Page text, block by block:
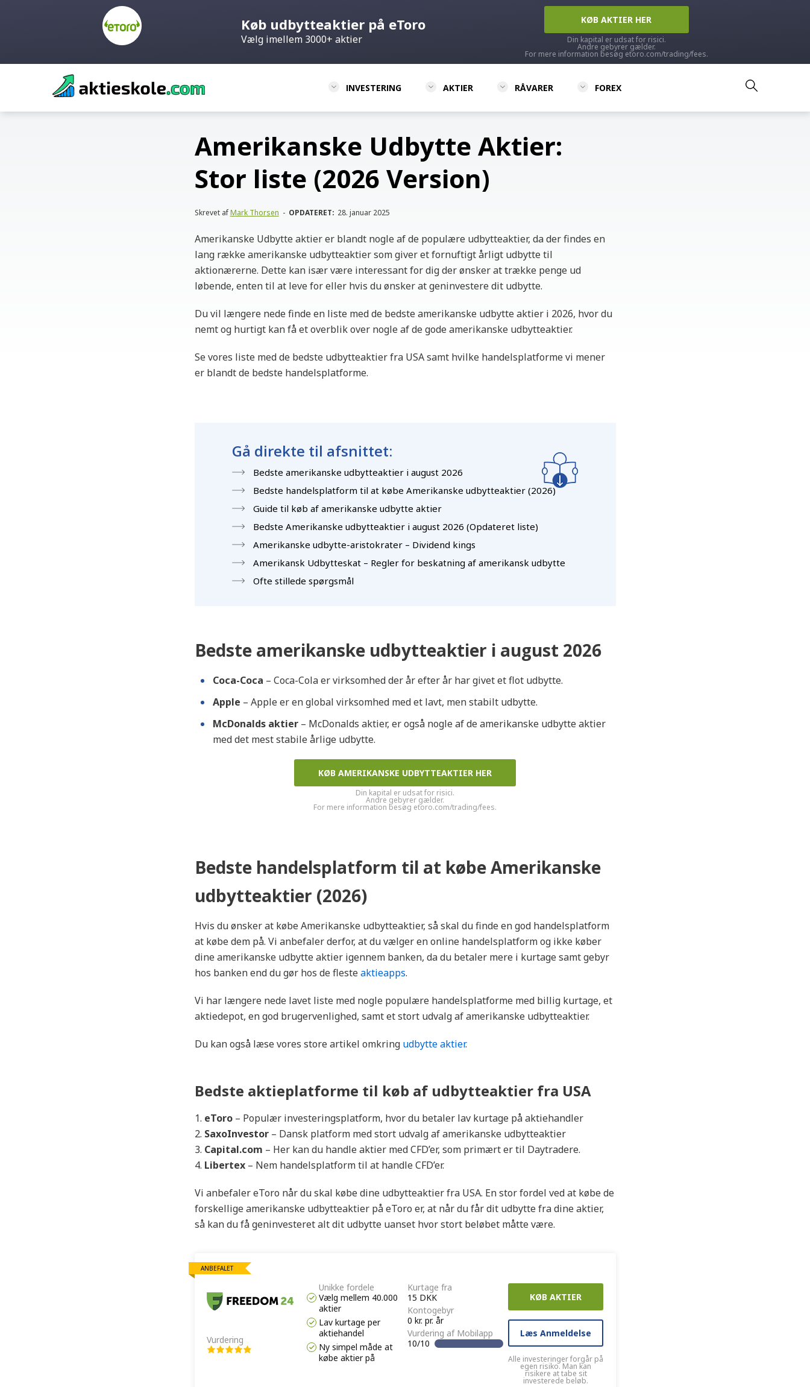
content
INVESTERING AKTIER RÅVARER FOREX
Amerikanske Udbytte Aktier:
Stor liste (2026 Version)
Skrevet afMark Thorsen - OPDATERET: 28. januar 2025
Amerikanske Udbytte aktier er blandt nogle af de populære udbytteaktier, da der findes en
lang række amerikanske udbytteaktier som giver et fornuftigt årligt udbytte til
aktionærerne. Dette kan især være interessant for dig der ønsker at trække penge ud
løbende, enten til at leve for eller hvis du ønsker at geninvestere dit udbytte.
Du vil længere nede finde en liste med de bedste amerikanske udbytte aktier i 2026, hvor du
nemt og hurtigt kan få et overblik over nogle af de gode amerikanske udbytteaktier.
Se vores liste med de bedste udbytteaktier fra USA samt hvilke handelsplatforme vi mener
er blandt de bedste handelsplatforme.
Gå direkte til afsnittet:
Bedste amerikanske udbytteaktier i august 2026
Bedste handelsplatform til at købe Amerikanske udbytteaktier (2026)
Guide til køb af amerikanske udbytte aktier
Bedste Amerikanske udbytteaktier i august 2026 (Opdateret liste)
Amerikanske udbytte-aristokrater – Dividend kings
Amerikansk Udbytteskat – Regler for beskatning af amerikansk udbytte
Ofte stillede spørgsmål
Bedste amerikanske udbytteaktier i august 2026
Coca-Coca – Coca-Cola er virksomhed der år efter år har givet et flot udbytte.
Apple – Apple er en global virksomhed med et lavt, men stabilt udbytte.
McDonalds aktier– McDonalds aktier, er også nogle af de amerikanske udbytte aktier
med det mest stabile årlige udbytte.
KØB AMERIKANSKE UDBYTTEAKTIER HER
Din kapital er udsat for risici.
Andre gebyrer gælder.
For mere information besøg etoro.com/trading/fees.
Bedste handelsplatform til at købe Amerikanske
udbytteaktier (2026)
Hvis du ønsker at købe Amerikanske udbytteaktier, så skal du finde en god handelsplatform
at købe dem på. Vi anbefaler derfor, at du vælger en online handelsplatform og ikke køber
dine amerikanske udbytte aktier igennem banken, da du betaler mere i kurtage samt gebyr
hos banken end du gør hos de flesteaktieapps.
Vi har længere nede lavet liste med nogle populære handelsplatforme med billig kurtage, et
aktiedepot, en god brugervenlighed, samt et stort udvalg af amerikanske udbytteaktier.
Du kan også læse vores store artikel omkring udbytte aktier.
Bedste aktieplatforme til køb af udbytteaktier fra USA
eToro – Populær investeringsplatform, hvor du betaler lav kurtage på aktiehandler
SaxoInvestor – Dansk platform med stort udvalg af amerikanske udbytteaktier
Capital.com – Her kan du handle aktier med CFD’er, som primært er til Daytradere.
Libertex – Nem handelsplatform til at handle CFD’er.
Vi anbefaler eToro når du skal købe dine udbytteaktier fra USA. En stor fordel ved at købe de
forskellige amerikanske udbytteaktier på eToro er, at når du får dit udbytte fra dine aktier,
så kan du få geninvesteret alt dit udbytte uanset hvor stort beløbet måtte være.
Vurdering
Unikke fordele
Vælg mellem 40.000
aktier
Lav kurtage per
aktiehandel
Ny simpel måde at
købe aktier på
Kurtage fra
15 DKK
Kontogebyr
0 kr. pr. år
Vurdering af Mobilapp
10/10
KØB AKTIER
Læs Anmeldelse
Alle investeringer forgår på
egen risiko. Man kan
risikere at tabe sit
investerede beløb.
ANBEFALET
Køb udbytteaktier på eToro
Vælg imellem 3000+ aktier
KØB AKTIER HER
Din kapital er udsat for risici.
Andre gebyrer gælder.
For mere information besøg etoro.com/trading/fees.